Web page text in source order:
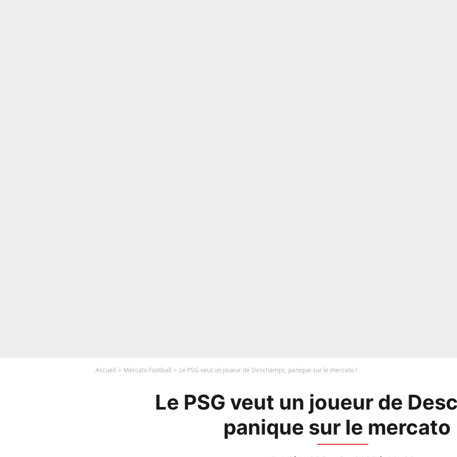
Accueil Mercato Football Le PSG veut un joueur de Deschamps, panique sur le mercato !
Le PSG veut un joueur de
panique sur le mercato